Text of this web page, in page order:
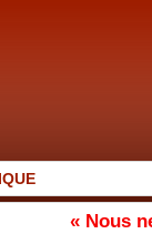
ne